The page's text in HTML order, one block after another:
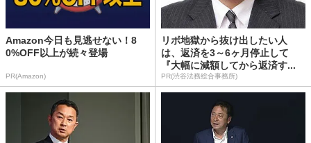
Amazon今日も見逃せない！8
0%OFF以上が続々登場
PR(Amazon)
リボ地獄から抜け出したい人
は、返済を3～6ヶ月停止して
『大幅に減額してから返済す...
PR(渋谷法務総合事務所)